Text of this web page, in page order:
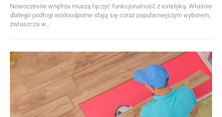
Nowoczesne wnętrza muszą łączyć funkcjonalność z estetyką. Właśnie
dlatego podłogi wodoodporne stają się coraz popularniejszym wyborem,
zwłaszcza w...